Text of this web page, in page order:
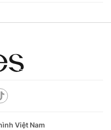
Việt Nam